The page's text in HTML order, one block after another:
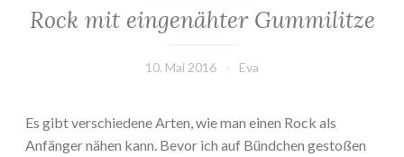
Rock mit eingenähter Gummilitze
10. Mai 2016 Eva
Es gibt verschiedene Arten, wie man einen Rock als
Anfänger nähen kann. Bevor ich auf Bündchen gestoßen